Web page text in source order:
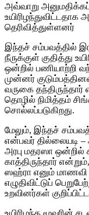
அவ்வாறு
தெரிவித்துள்ளனர்
இந்தச் சம்பவத்தில்
நீருக்குள் குதித்து
ஒன்றில் பணியாற்றி
முன்னர்
வருகை
தொழில் நிமித்தம்
சொல்லப்படுகிறது.
மேலும், இந்தச்
என்பவர் தில்லையடி
அரபு மதரஸா ஒன்றில்
காத்திருந்தார்
ஸஹ்ரா எனும்
எழுதிவிட்டுப்
உறவினர்கள்
உயிரிழந்த மூவரின்